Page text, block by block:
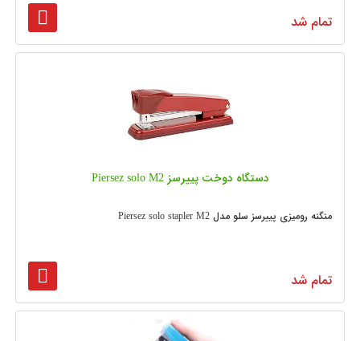
تمام شد
دستگاه دوخت پییرسز Piersez solo M2
منگنه رومیزی پییرسز سلو مدل Piersez solo stapler M2
تمام شد